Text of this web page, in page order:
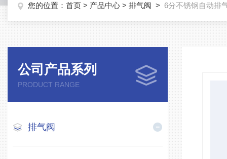
您的位置： 首页 > 产品中心 > 排气阀 > 6分不锈钢自动排
公司产品系列
PRODUCT RANGE
排气阀